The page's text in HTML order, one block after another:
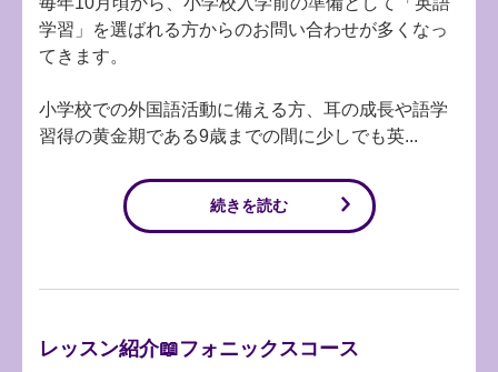
学習」を選ばれる方からのお問い合わせが多くなっ
てきます。
小学校での外国語活動に備える方、耳の成長や語学
習得の黄金期である9歳までの間に少しでも英...
続きを読む
レッスン紹介📖フォニックスコース